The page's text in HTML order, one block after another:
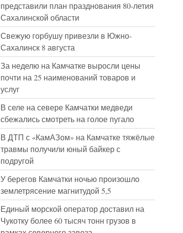
представили план празднования 80-летия
Сахалинской области
Свежую горбушу привезли в Южно-
Сахалинск 8 августа
За неделю на Камчатке выросли цены
почти на 25 наименований товаров и
услуг
В селе на севере Камчатки медведи
сбежались смотреть на голое пугало
В ДТП с «КамАЗом» на Камчатке тяжёлые
травмы получили юный байкер с
подругой
У берегов Камчатки ночью произошло
землетрясение магнитудой 5,5
Единый морской оператор доставил на
Чукотку более 60 тысяч тонн грузов в